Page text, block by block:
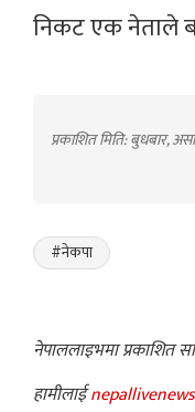
निकट एक नेताले
प्रकाशित मिति: बुधबार,
#नेकपा
नेपाललाइभमा प्रकाशित
हामीलाई